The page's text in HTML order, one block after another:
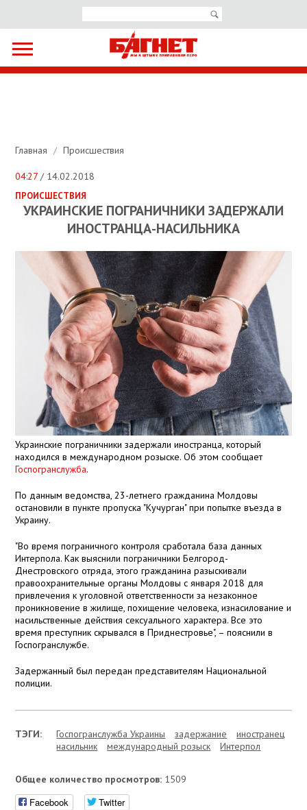
Главная / Происшествия
04:27 / 14.02.2018
ПРОИСШЕСТВИЯ
УКРАИНСКИЕ ПОГРАНИЧНИКИ ЗАДЕРЖАЛИ
ИНОСТРАНЦА-НАСИЛЬНИКА
Украинские пограничники задержали иностранца, который
находился в международном розыске. Об этом сообщает
Госпогранслужба.
По данным ведомства, 23-летнего гражданина Молдовы
остановили в пункте пропуска "Кучурган" при попытке въезда в
Украину.
"Во время пограничного контроля сработала база данных
Интерпола. Как выяснили пограничники Белгород-
Днестровского отряда, этого гражданина разыскивали
правоохранительные органы Молдовы с января 2018 для
привлечения к уголовной ответственности за незаконное
проникновение в жилище, похищение человека, изнасилование и
насильственные действия сексуального характера. Все это
время преступник скрывался в Приднестровье", – пояснили в
Госпогранслужбе.
Задержанный был передан представителям Национальной
полиции.
ТЭГИ: Госпогранслужба Украины задержание
иностранец
насильник
международный розыск Интерпол
Общее количество просмотров: 1509
Facebook Twitter